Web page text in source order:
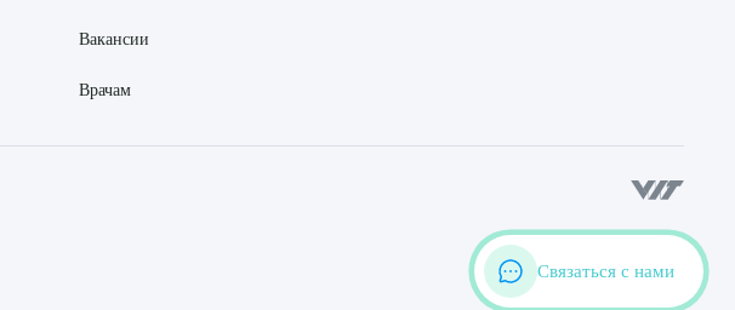
Вакансии
Врачам
Связаться с нами